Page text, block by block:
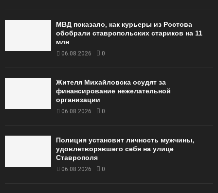
МВД показало, как курьеры из Ростова
обобрали ставропольских стариков на 11
млн
06.08.2026 0
Жителя Михайловска осудят за
финансирование нежелательной
организации
06.08.2026 0
Полиция установит личность мужчины,
удовлетворявшего себя на улице
Ставрополя
06.08.2026 0